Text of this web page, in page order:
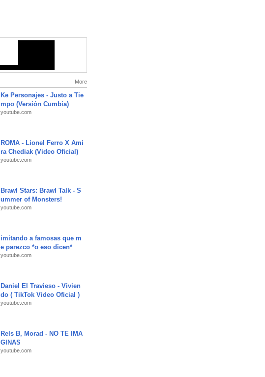
More
Ke Personajes - Justo a Tie
mpo (Versión Cumbia)
youtube.com
ROMA - Lionel Ferro X Ami
ra Chediak (Video Oficial)
youtube.com
Brawl Stars: Brawl Talk - S
ummer of Monsters!
youtube.com
imitando a famosas que m
e parezco *o eso dicen*
youtube.com
Daniel El Travieso - Vivien
do ( TikTok Video Oficial )
youtube.com
Rels B, Morad - NO TE IMA
GINAS
youtube.com